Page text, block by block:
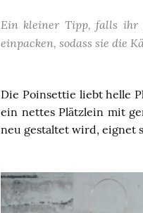
Ein kleiner Tipp, falls ihr
einpacken, sodass sie die
Die Poinsettie liebt helle
ein nettes Plätzlein mit
neu gestaltet wird, eignet